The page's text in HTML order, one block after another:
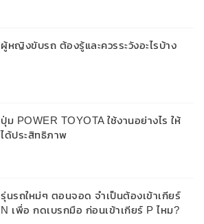
ผู้หญิงขับรถ ต้องรู้และควรระวังอะไรบ้าง
ปุ่ม POWER TOYOTA ใช้งานอย่างไร ให้
ได้ประสิทธิภาพ
รุ่นรถใหม่ๆ ตอนจอด จำเป็นต้องเข้าเกียร์
N เพื่อ กดเบรกมือ ก่อนเข้าเกียร์ P ไหม?